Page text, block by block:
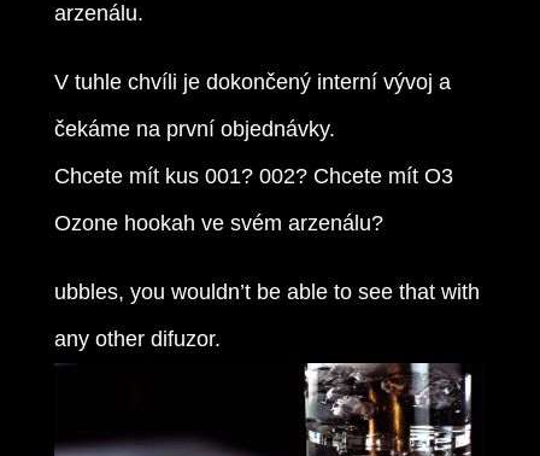
arzenálu.
V tuhle chvíli je dokončený interní vývoj a
čekáme na první objednávky.
Chcete mít kus 001? 002? Chcete mít O3
Ozone hookah ve svém arzenálu?
ubbles, you wouldn’t be able to see that with
any other difuzor.